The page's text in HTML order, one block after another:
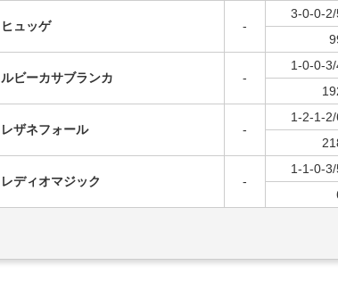
ヒュッゲ -
3-0-0-2/
ルビーカサブランカ -
1-0-0-
レザネフォール -
1-2-1-2/
レディオマジック -
1-1-0-